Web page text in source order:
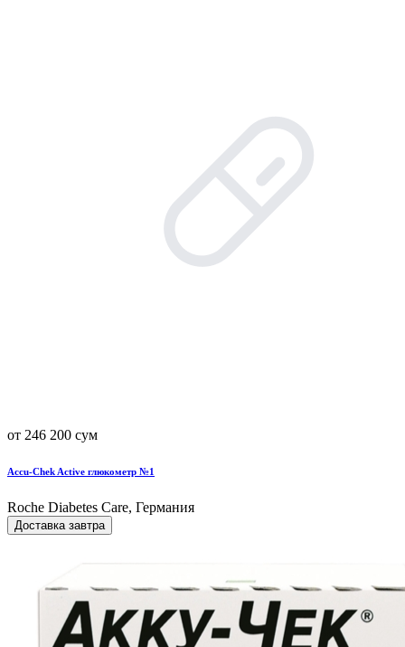
от 246 200 сум
Accu-Chek Active глюкометр №1
Roche Diabetes Care, Германия
Доставка завтра